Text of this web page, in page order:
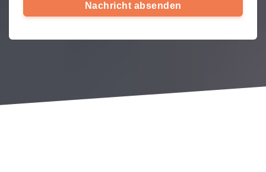
Nachricht absenden